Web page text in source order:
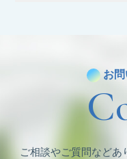
お
ご相談やご質問など